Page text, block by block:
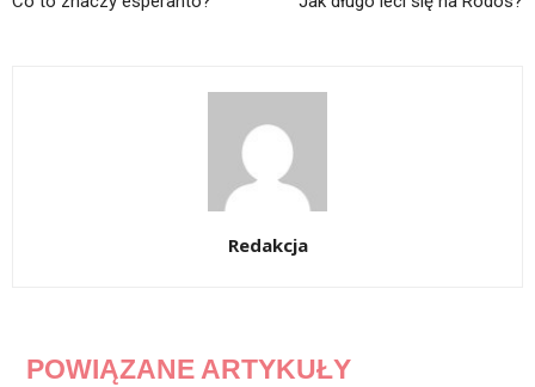
Redakcja
POWIĄZANE ARTYKUŁY